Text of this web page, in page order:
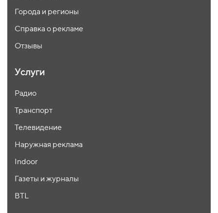
Города и регионы
Справка о рекламе
Отзывы
Услуги
Радио
Транспорт
Телевидение
Наружная реклама
Indoor
Газеты и журналы
BTL